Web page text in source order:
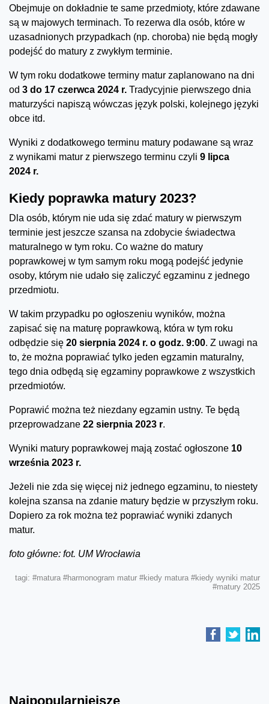
Obejmuje on dokładnie te same przedmioty, które zdawane
są w majowych terminach. To rezerwa dla osób, które w
uzasadnionych przypadkach (np. choroba) nie będą mogły
podejść do matury z zwykłym terminie.
W tym roku dodatkowe terminy matur zaplanowano na dni
od 3 do 17 czerwca 2024 r. Tradycyjnie pierwszego dnia
maturzyści napiszą wówczas język polski, kolejnego języki
obce itd.
Wyniki z dodatkowego terminu matury podawane są wraz
z wynikami matur z pierwszego terminu czyli 9 lipca
2024 r.
Kiedy poprawka matury 2023?
Dla osób, którym nie uda się zdać matury w pierwszym
terminie jest jeszcze szansa na zdobycie świadectwa
maturalnego w tym roku. Co ważne do matury
poprawkowej w tym samym roku mogą podejść jedynie
osoby, którym nie udało się zaliczyć egzaminu z jednego
przedmiotu.
W takim przypadku po ogłoszeniu wyników, można
zapisać się na maturę poprawkową, która w tym roku
odbędzie się 20 sierpnia 2024 r. o godz. 9:00. Z uwagi na
to, że można poprawiać tylko jeden egzamin maturalny,
tego dnia odbędą się egzaminy poprawkowe z wszystkich
przedmiotów.
Poprawić można też niezdany egzamin ustny. Te będą
przeprowadzane 22 sierpnia 2023 r.
Wyniki matury poprawkowej mają zostać ogłoszone 10
września 2023 r.
Jeżeli nie zda się więcej niż jednego egzaminu, to niestety
kolejna szansa na zdanie matury będzie w przyszłym roku.
Dopiero za rok można też poprawiać wyniki zdanych
matur.
foto główne: fot. UM Wrocławia
tagi: #matura #harmonogram matur #kiedy matura #kiedy wyniki matur
#matury 2025
Najpopularniejsze